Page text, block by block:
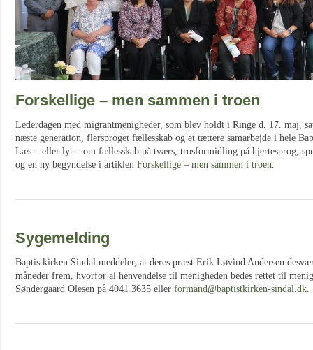
Forskellige – men sammen i troen
Lederdagen med migrantmenigheder, som blev holdt i Ringe d. 17. maj,
næste generation, flersproget fællesskab og et tættere samarbejde i hele
Læs – eller lyt – om fællesskab på tværs, trosformidling på hjertesprog,
og en ny begyndelse i artiklen Forskellige – men sammen i troen.
Sygemelding
Baptistkirken Sindal meddeler, at deres præst Erik Løvind Andersen
måneder frem, hvorfor al henvendelse til menigheden bedes rettet til
Søndergaard Olesen på 4041 3635 eller formand@baptistkirken-sindal.dk.